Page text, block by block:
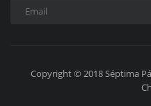
Copyright © 2018 Séptima